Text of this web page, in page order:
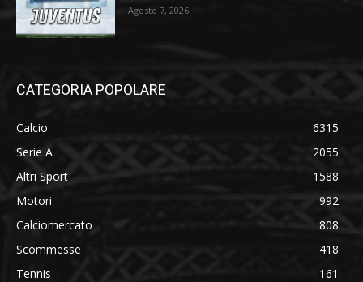
Agosto 7, 2026
CATEGORIA POPOLARE
Calcio
6315
Serie A
2055
Altri Sport
1588
Motori
992
Calciomercato
808
Scommesse
418
Tennis
161